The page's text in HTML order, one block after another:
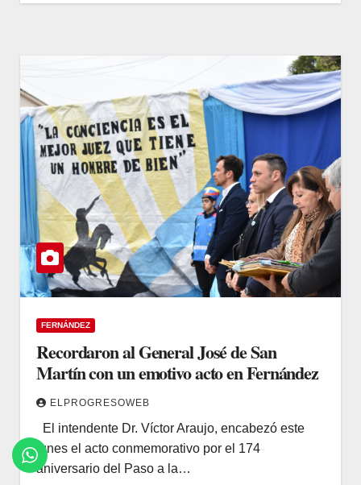
FERNÁNDEZ
Recordaron al General José de San
Martín con un emotivo acto en Fernández
ELPROGRESOWEB
El intendente Dr. Víctor Araujo, encabezó este
lunes el acto conmemorativo por el 174
aniversario del Paso a la…